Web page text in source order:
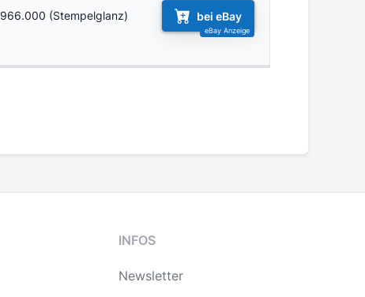
966.000 (Stempelglanz) bei eBay
INFOS
Newsletter